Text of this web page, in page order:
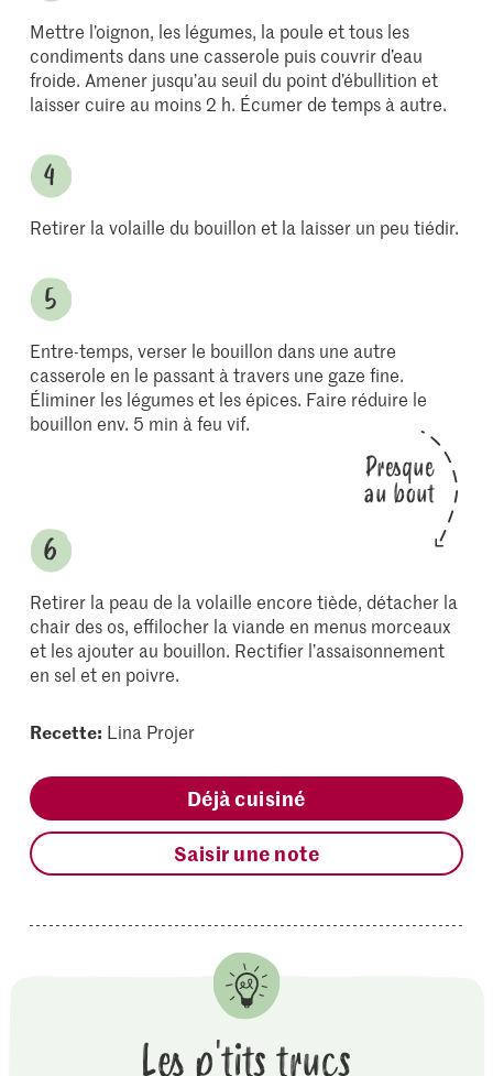
Mettre l’oignon, les légumes, la poule et tous les
condiments dans une casserole puis couvrir d’eau
froide. Amener jusqu’au seuil du point d’ébullition et
laisser cuire au moins 2 h. Écumer de temps à autre.
Retirer la volaille du bouillon et la laisser un peu tiédir.
Entre-temps, verser le bouillon dans une autre
casserole en le passant à travers une gaze fine.
Éliminer les légumes et les épices. Faire réduire le
bouillon env. 5 min à feu vif.
Presque
au bout
Retirer la peau de la volaille encore tiède, détacher la
chair des os, effilocher la viande en menus morceaux
et les ajouter au bouillon. Rectifier l’assaisonnement
en sel et en poivre.
Recette: Lina Projer
Déjà cuisiné
Saisir une note
Les p'tits trucs